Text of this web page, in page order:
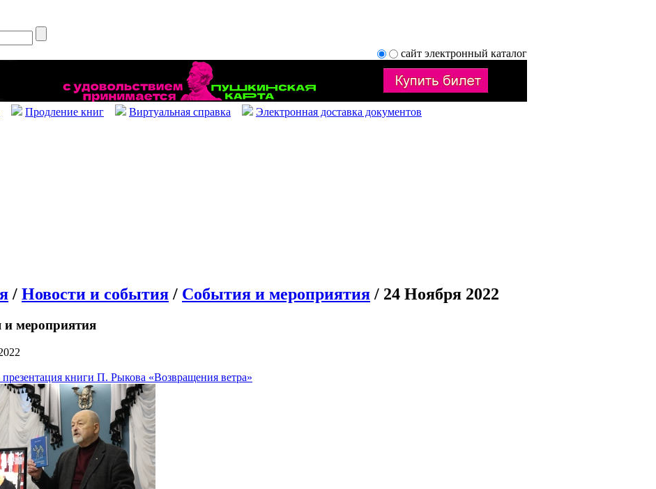
сайт электронный каталог
Продление книг Виртуальная справка
Электронная доставка документов
/ Новости и события / События и мероприятия / 24 Ноября 2022
мероприятия
презентация книги П. Рыкова «Возвращения ветра»